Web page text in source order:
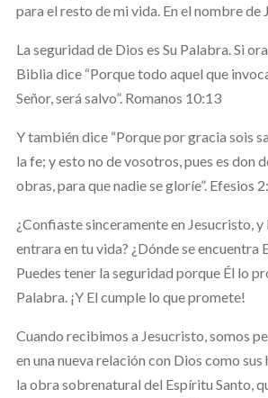
para el resto de mi vida. En el nombre de
La seguridad de Dios es Su Palabra. Si
Biblia dice “Porque todo aquel que
Señor, será salvo”. Romanos 10:13
Y también dice “Porque por gracia sois
la fe; y esto no de vosotros, pues es don
obras, para que nadie se gloríe”. Efesios
¿Confiaste sinceramente en Jesucristo,
entrara en tu vida? ¿Dónde se encuentra
Puedes tener la seguridad porque Él lo
Palabra. ¡Y El cumple lo que promete!
Cuando recibimos a Jesucristo, somos
en una nueva relación con Dios como
la obra sobrenatural del Espíritu Santo,